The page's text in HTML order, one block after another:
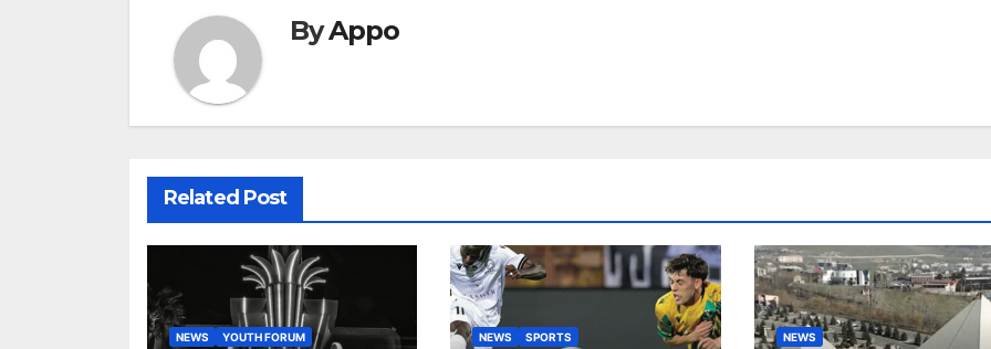
ByAppo
Related Post
NEWS YOUTH FORUM NEWS SPORTS NEWS